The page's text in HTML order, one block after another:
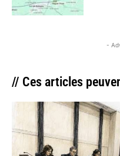
-
// Ces articles